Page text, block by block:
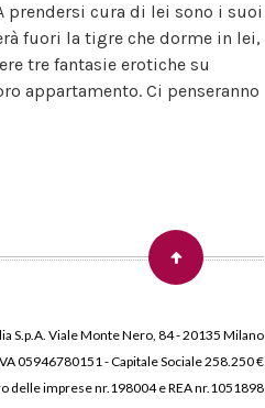
prendersi cura di lei sono i suoi
fuori la tigre che dorme in lei,
tre fantasie erotiche su
appartamento. Ci penseranno
S.p.A. Viale Monte Nero, 84 - 20135 Milano
05946780151 - Capitale Sociale 258.250 €
delle imprese nr.198004 e REA nr.1051898